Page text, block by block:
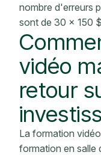
nombre d'erreurs
sont de 30 × 150
vidéo
retour
La formation
formation en salle